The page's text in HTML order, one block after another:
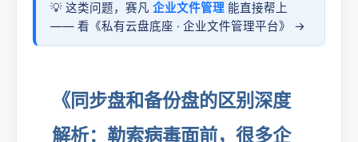
💡 这类问题，赛凡 企业文件管理 能直接帮上
—— 看《私有云盘底座 · 企业文件管理平台》 →
《同步盘和备份盘的区别深度
解析：勒索病毒面前，很多企